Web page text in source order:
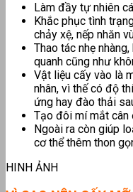
Làm đầy tự nhiên
Khắc phục tình
chảy xệ, nếp nhăn
Thao tác nhẹ
quanh cũng như
Vật liệu cấy vào là
nhân, vì thế có độ
ứng hay đào thải
Tạo đôi mí mắt
Ngoài ra còn giúp
cơ thể thêm thon
HINH ẢNH